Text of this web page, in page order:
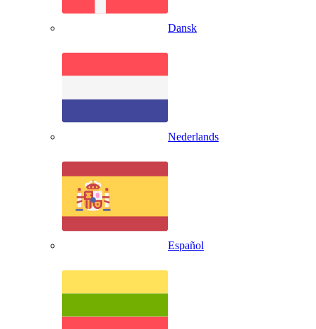
Dansk
Nederlands
Español